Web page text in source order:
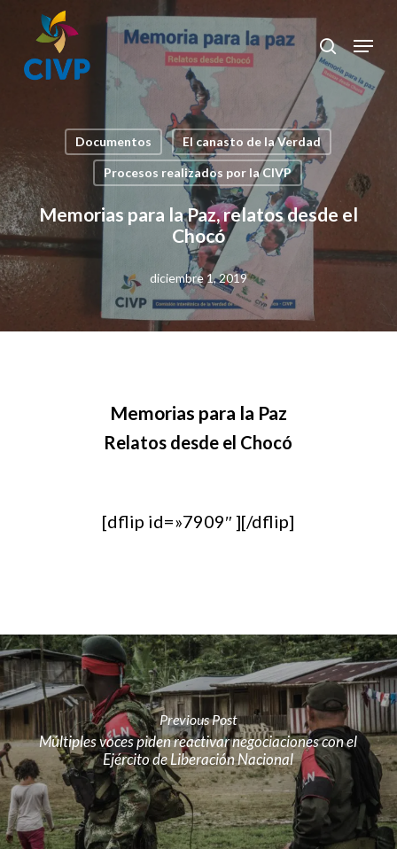
main
content
search
Menu
Documentos El canasto de la Verdad
Procesos realizados por la CIVP
Memorias para la Paz, relatos desde el
Chocó
diciembre 1, 2019
Memorias para la Paz
Relatos desde el Chocó
[dflip id=»7909″ ][/dflip]
Previous Post
Múltiples voces piden reactivar negociaciones con el
Ejército de Liberación Nacional
Close
Menu